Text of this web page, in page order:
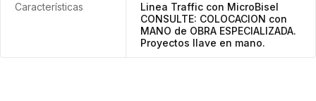
Características
Linea Traffic con MicroBisel
CONSULTE: COLOCACION con
MANO de OBRA ESPECIALIZADA.
Proyectos llave en mano.